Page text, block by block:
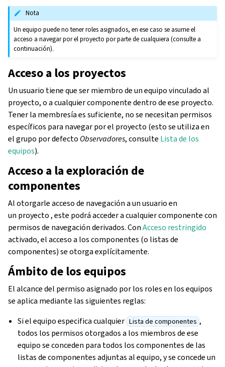
Nota
Un equipo puede no tener roles asignados, en ese caso se asume el
acceso a navegar por el proyecto por parte de cualquiera (consulte a
continuación).
Acceso a los proyectos
Un usuario tiene que ser miembro de un equipo vinculado al
proyecto, o a cualquier componente dentro de ese proyecto.
Tener la membresía es suficiente, no se necesitan permisos
específicos para navegar por el proyecto (esto se utiliza en
el grupo por defecto Observadores, consulte Lista de los
equipos).
Acceso a la exploración de
componentes
Al otorgarle acceso de navegación a un usuario en
un proyecto , este podrá acceder a cualquier componente con
permisos de navegación derivados. ConAcceso restringido
activado, el acceso a los componentes (o listas de
componentes) se otorga explícitamente.
Ámbito de los equipos
El alcance del permiso asignado por los roles en los equipos
se aplica mediante las siguientes reglas:
Si el equipo especifica cualquier Lista de componentes ,
todos los permisos otorgados a los miembros de ese
equipo se conceden para todos los componentes de las
listas de componentes adjuntas al equipo, y se concede un